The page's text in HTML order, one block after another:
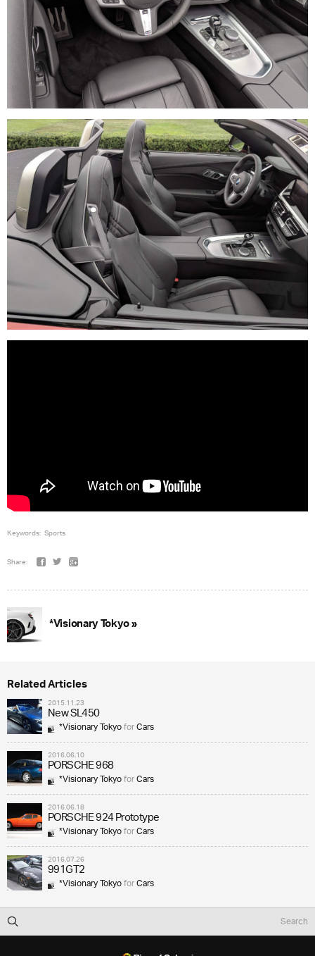
Keywords: Sports
Share:
*Visionary Tokyo »
Related Articles
2015.11.23
New SL450
*Visionary TokyoforCars
2016.06.10
PORSCHE 968
*Visionary TokyoforCars
2016.06.18
PORSCHE 924 Prototype
*Visionary TokyoforCars
2016.07.26
991GT2
*Visionary TokyoforCars